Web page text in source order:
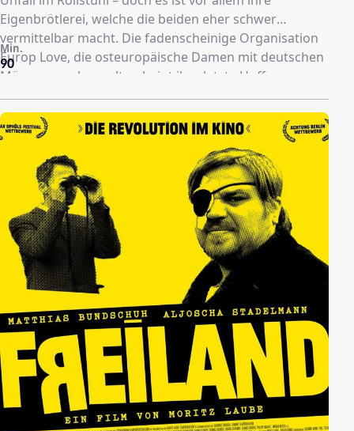
Eigenbrötlerei, welche die beiden eher schwer
vermittelbar macht. Die fadenscheinige Organisation
Europ Love, die osteuropäische Damen mit deutschen
Männern verkuppelt, scheint ihre letzte Hoffnung.
Gemeinsam mit dem Leiter der Firma, seiner
attraktiven Dolmetscherin und vier Leidensgenossen
reisen Jürgen und Bernd nach Stettin und lernen dort
so einiges über ihre Freundschaft und über den
Unterschied zwischen einem Katalog und der
Wirklichkeit.
90
Min.